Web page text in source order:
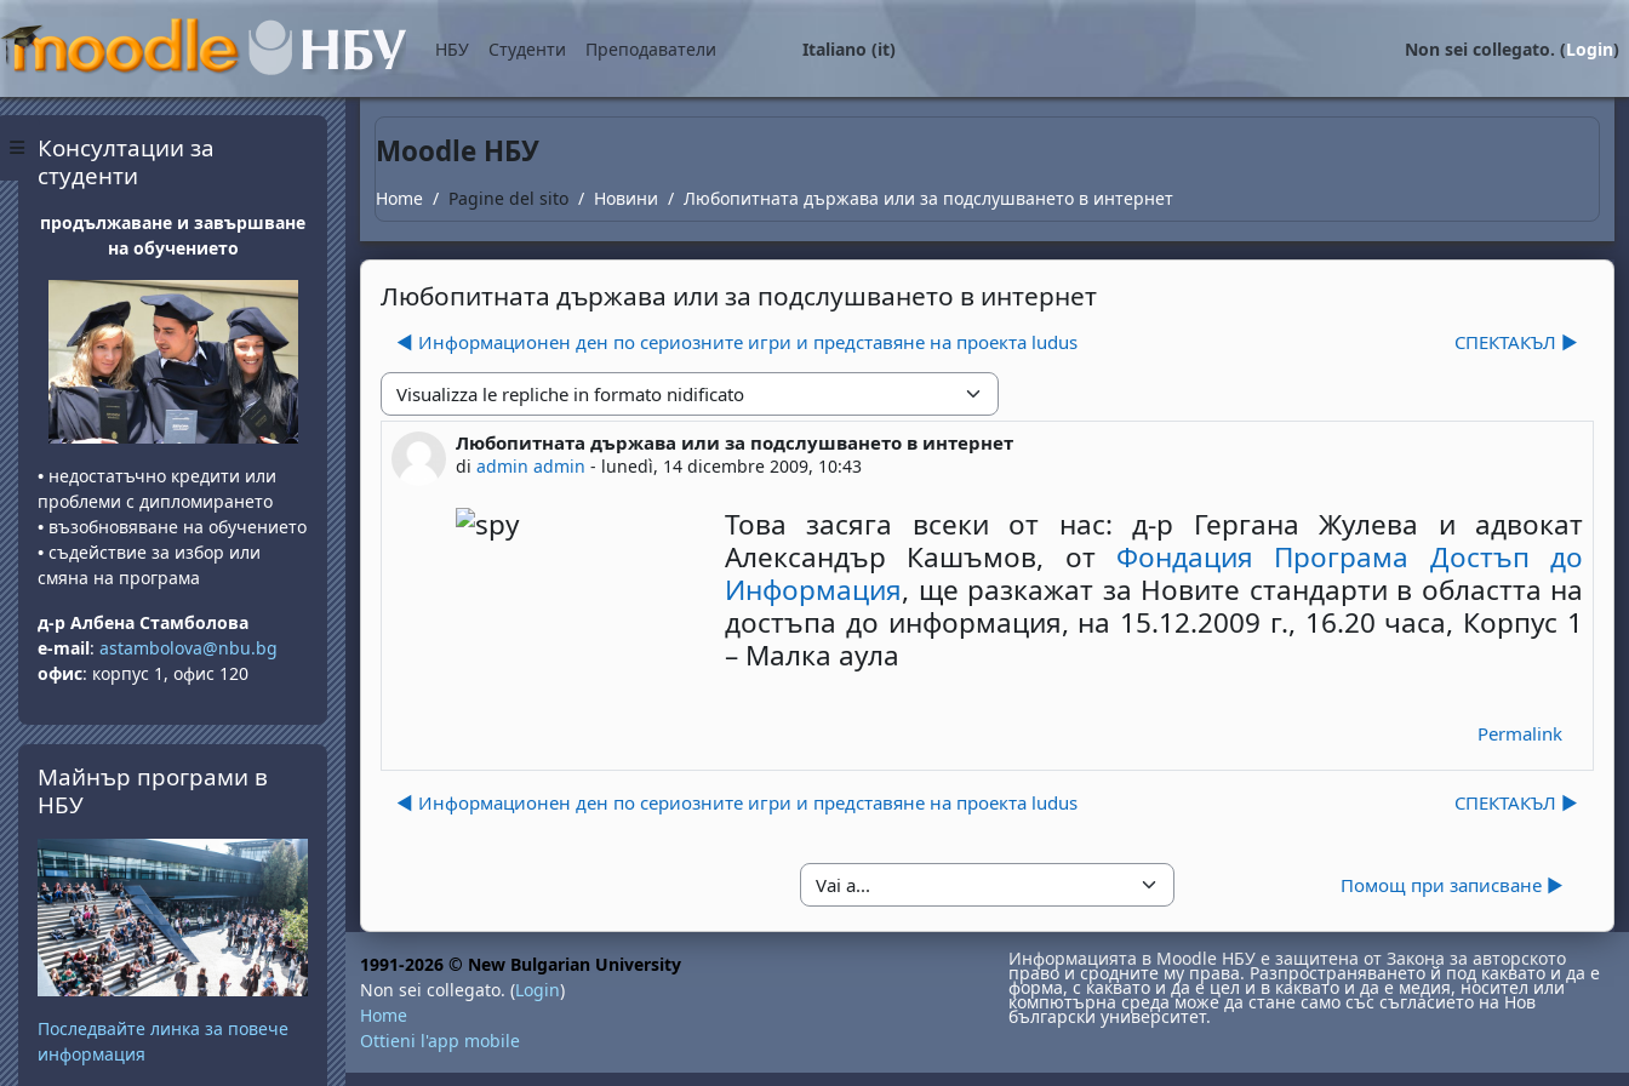
Pannello laterale
НБУ Студенти Преподаватели Italiano ‎(it)‎ Non sei collegato. (Login)
Moodle НБУ
Home Pagine del sito Новини Любопитната държава или за подслушването в интернет
Любопитната държава или за подслушването в интернет
◀︎ Информационен ден по сериозните игри и представяне на проекта ludus СПЕКТАКЪЛ ▶︎
Modalità visualizzazione
Любопитната държава или за подслушването в интернет
di admin admin - lunedì, 14 dicembre 2009, 10:43
Numero di risposte: 0
Това засяга всеки от нас: д-р Гергана Жулева и адвокат
Александър Кашъмов, от Фондация Програма Достъп до
Информация, ще разкажат за Новите стандарти в областта на
достъпа до информация, на 15.12.2009 г., 16.20 часа, Корпус 1
– Малка аула
Permalink
◀︎ Информационен ден по сериозните игри и представяне на проекта ludus СПЕКТАКЪЛ ▶︎
Vai a... Помощ при записване ▶︎
Blocchi
Консултации за
студенти
продължаване и завършване
на обучението
• недостатъчно кредити или
проблеми с дипломирането
• възобновяване на обучението
• съдействие за избор или
смяна на програма
д-р Албена Стамболова
e-mail: astambolova@nbu.bg
офис: корпус 1, офис 120
Salta Майнър програми в НБУ
Майнър програми в
НБУ
Последвайте линка за повече
информация
Информацията в Moodle НБУ е защитена от Закона за авторското
право и сродните му права. Разпространяването й под каквато и да е
форма, с каквато и да е цел и в каквато и да е медия, носител или
компютърна среда може да стане само със съгласието на Нов
български университет.
1991-2026 © New Bulgarian University
Non sei collegato. (Login)
Home
Ottieni l'app mobile